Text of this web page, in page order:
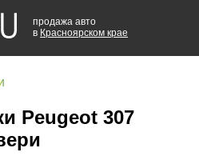
продажа авто
в Красноярском крае
Peugeot 307